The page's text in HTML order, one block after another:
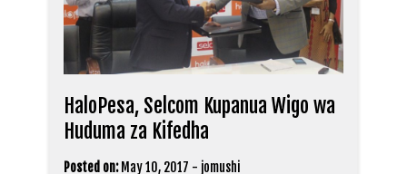
HaloPesa, Selcom Kupanua Wigo wa
Huduma za Kifedha
Posted on: May 10, 2017 - jomushi